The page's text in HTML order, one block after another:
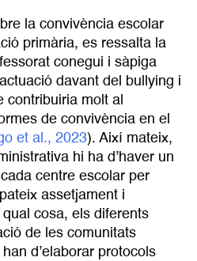
la convivència escolar
primària, es ressalta la
conegui i sàpiga
davant del bullying i
contribuiria molt al
de convivència en el
et al., 2023). Així mateix,
hi ha d’haver un
centre escolar per
assetjament i
cosa, els diferents
de les comunitats
d’elaborar protocols